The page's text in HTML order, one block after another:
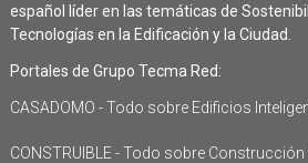
español líder en las temáticas de
Tecnologías en la Edificación y la Ciudad.
Portales de Grupo Tecma Red:
CASADOMO - Todo sobre Edificios
CONSTRUIBLE - Todo sobre